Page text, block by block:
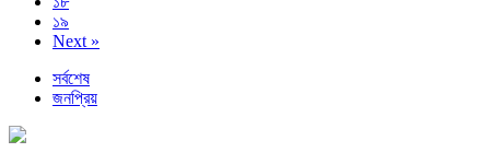
১৯
Next »
সর্বশেষ
জনপ্রিয়